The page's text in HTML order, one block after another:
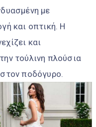
με
και οπτική. Η
και
τούλινη πλούσια
ποδόγυρο.